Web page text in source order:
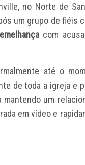
no Norte de
um grupo de fiéis
com
até o
de toda a igreja e
um
em vídeo e